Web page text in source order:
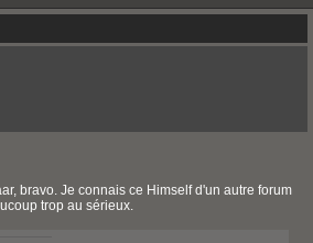
bravo. Je connais ce Himself d'un autre forum
trop au sérieux.